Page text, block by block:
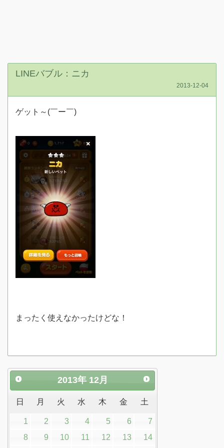
LINEバブル：ニカ
2013-12-04
ゲット～(￣ー￣)
まったく使えなかったけどな！
2013年 12月
日 月 火 水 木 金 土
1 2 3 4 5 6
7
8
9 10 11 12 13 14